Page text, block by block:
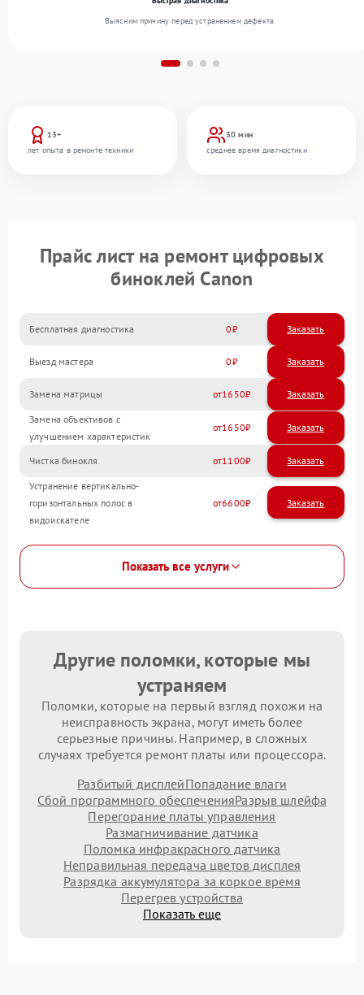
13+
лет опыта в ремонте техники
30 мин
среднее время диагностики
Выясним причину перед устранением дефекта.
Прайс лист на ремонт цифровых
биноклей Canon
Бесплатная диагностика 0 Заказать
Выезд мастера 0 Заказать
Замена матрицы 1650
Замена объективов с
улучшением характеристик
1650
Чистка бинокля 1100
Устранение вертикально-
горизонтальных полос в
видоискателе
6600
Показать все услуги
Другие поломки, которые мы
устраняем
Поломки, которые на первый взгляд похожи на
неисправность экрана, могут иметь более
серьезные причины. Например, в сложных
случаях требуется ремонт платы или процессора.
Разбитый дисплейПопадание влаги
Сбой программного обеспеченияРазрыв шлейфа
Перегорание платы управления
Размагничивание датчика
Поломка инфракрасного датчика
Неправильная передача цветов дисплея
Разрядка аккумулятора за коркое время
Перегрев устройства
Показать еще